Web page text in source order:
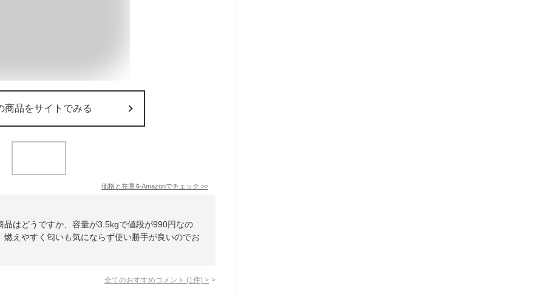
商品をサイトでみる
価格と在庫をAmazonでチェック >>
品はどうですか、容量が3.5kgで値段が990円なの
えやすく匂いも気にならず使い勝手が良いのでお
全てのおすすめコメント (1 件) >